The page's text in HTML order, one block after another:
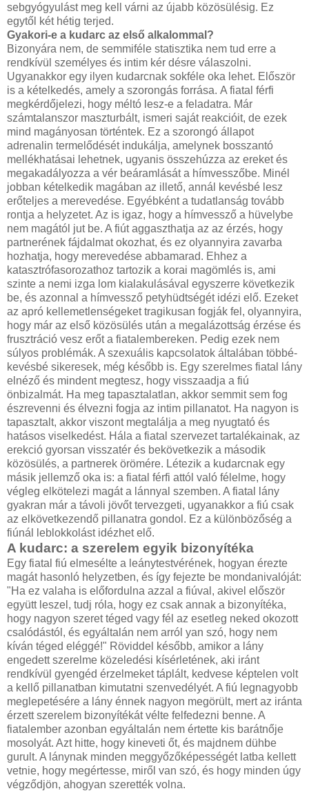
sebgyógyulást meg kell várni az újabb közösülésig. Ez
egytől két hétig terjed.
Gyakori-e a kudarc az első alkalommal?
Bizonyára nem, de semmiféle statisztika nem tud erre a
rendkívül személyes és intim kér­ désre válaszolni.
Ugyanakkor egy ilyen kudarcnak sokféle oka lehet. Először
is a kételkedés, amely a szorongás forrása. A fiatal férfi
megkérdőjelezi, hogy méltó lesz-e a feladatra. Már
számtalanszor maszturbált, ismeri saját reakcióit, de ezek
mind magányosan történtek. Ez a szorongó állapot
adrenalin termelődését indukálja, amelynek bosszantó
mellékhatásai lehetnek, ugyanis összehúzza az ereket és
megakadályozza a vér beáramlását a hímvesszőbe. Minél
jobban kételkedik magában az illető, annál kevésbé lesz
erőteljes a merevedése. Egyébként a tudatlanság tovább
rontja a helyzetet. Az is igaz, hogy a hímvessző a hüvelybe
nem magától jut be. A fiút aggaszthatja az az érzés, hogy
partnerének fájdalmat okozhat, és ez olyannyira zavarba
hozhatja, hogy merevedése abbamarad. Ehhez a
katasztrófasorozathoz tartozik a korai magömlés is, ami
szinte a nemi izga­ lom kialakulásával egyszerre következik
be, és azonnal a hímvessző petyhüdtségét idézi elő. Ezeket
az apró kellemetlenségeket tragikusan fogják fel, olyannyira,
hogy már az első közösülés után a megalázottság érzése és
frusztráció vesz erőt a fiatalembereken. Pedig ezek nem
súlyos problémák. A szexuális kapcsolatok általában többé-
kevésbé sikeresek, még később is. Egy szerelmes fiatal lány
elnéző és mindent megtesz, hogy visszaadja a fiú
önbizalmát. Ha meg tapasztalatlan, akkor semmit sem fog
észrevenni és élvezni fogja az intim pillanatot. Ha nagyon is
tapasztalt, akkor viszont megtalálja a meg­ nyugtató és
hatásos viselkedést. Hála a fiatal szervezet tartalékainak, az
erekció gyorsan visszatér és bekövetkezik a második
közösülés, a partnerek örömére. Létezik a kudarcnak egy
másik jellemző oka is: a fiatal férfi attól való félelme, hogy
végleg elkötelezi magát a lánnyal szemben. A fiatal lány
gyakran már a távoli jövőt tervezgeti, ugyanakkor a fiú csak
az elkövetkezendő pillanatra gondol. Ez a különbözőség a
fiúnál leblokkolást idézhet elő.
A kudarc: a szerelem egyik bizonyítéka
Egy fiatal fiú elmesélte a leánytestvérének, hogyan érezte
magát hasonló helyzet­ben, és így fejezte be mondanivalóját:
"Ha ez valaha is előfordulna azzal a fiúval, akivel először
együtt leszel, tudj róla, hogy ez csak annak a bizonyítéka,
hogy nagyon szeret téged vagy fél az esetleg neked okozott
csalódástól, és egyáltalán nem arról yan szó, hogy nem
kíván téged eléggé!" Röviddel később, amikor a lány
engedett szerelme közeledési kísérletének, aki iránt
rendkívül gyengéd érzelmeket táplált, kedvese képtelen volt
a kellő pillanatban kimutatni szenvedélyét. A fiú legnagyobb
meglepetésére a lány énnek nagyon megörült, mert az iránta
érzett szerelem bizonyítékát vélte felfedezni benne. A
fiatalember azonban egyáltalán nem értette kis barátnője
mosolyát. Azt hitte, hogy kineveti őt, és majdnem dühbe
gurult. A lánynak minden meggyőzőképességét latba kellett
vetnie, hogy megértesse, miről van szó, és hogy minden úgy
végződjön, ahogyan szerették volna.